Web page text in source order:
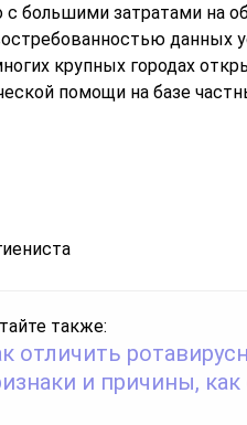
с большими затратами на
данных
крупных городах
помощи на базе
также:
отличить
и причины,